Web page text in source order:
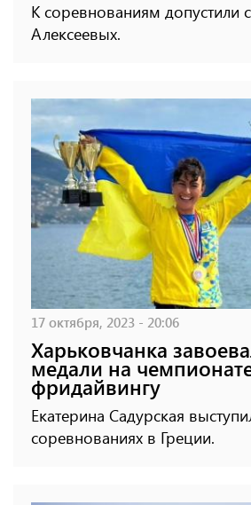
К соревнованиям допустили
Алексеевых.
17 октября, 2023 - 20:06
Харьковчанка
медали на
фридайвингу
Екатерина Садурская
соревнованиях в Греции.